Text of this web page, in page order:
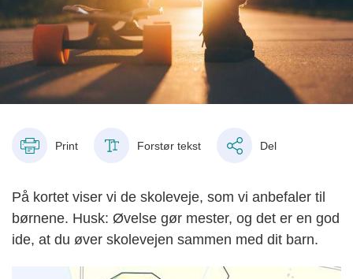
Print Forstør tekst Del
På kortet viser vi de skoleveje, som vi anbefaler til
børnene. Husk: Øvelse gør mester, og det er en god
ide, at du øver skolevejen sammen med dit barn.